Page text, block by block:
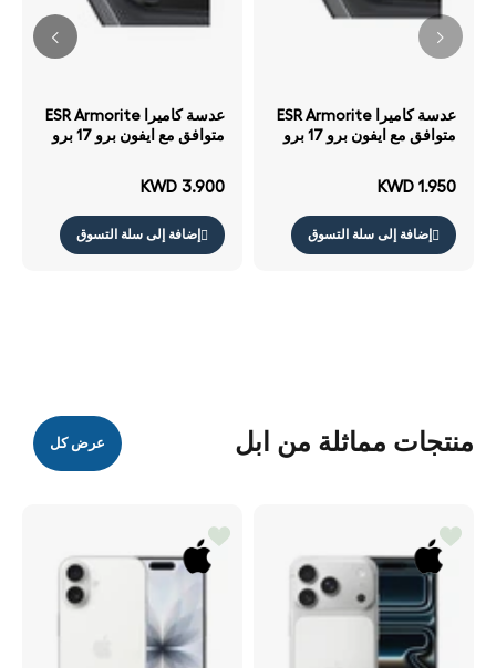
عدسة كاميرا ESR Armorite
متوافق مع ايفون برو 17 برو
14 برو ماكس شفاف
KWD 1.950
إضافة إلى سلة التسوق
عدسة كاميرا ESR Armorite
متوافق مع ايفون برو 17 برو
14 برو ماكس أسود
KWD 3.900
إضافة إلى سلة التسوق
منتجات مماثلة من ابل عرض كل